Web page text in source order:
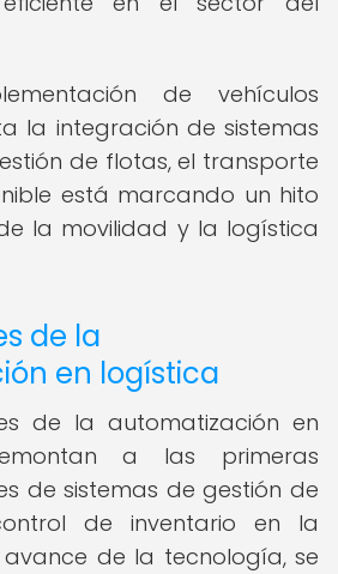
de vehículos
la integración de sistemas
de flotas, el transporte
está marcando un hito
la movilidad y la logística
de la
en logística
de la automatización en
a las primeras
de sistemas de gestión de
de inventario en la
avance de la tecnología, se